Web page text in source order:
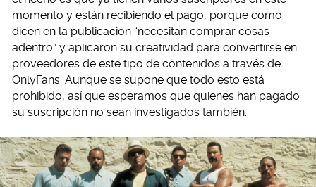
momento y están recibiendo el pago, porque como
dicen en la publicación “necesitan comprar cosas
adentro” y aplicaron su creatividad para convertirse en
proveedores de este tipo de contenidos a través de
OnlyFans. Aunque se supone que todo esto está
prohibido, así que esperamos que quienes han pagado
su suscripción no sean investigados también.